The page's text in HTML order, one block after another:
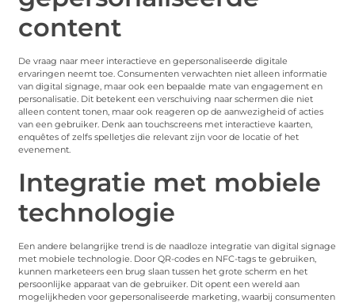
content
De vraag naar meer interactieve en gepersonaliseerde digitale
ervaringen neemt toe. Consumenten verwachten niet alleen informatie
van digital signage, maar ook een bepaalde mate van engagement en
personalisatie. Dit betekent een verschuiving naar schermen die niet
alleen content tonen, maar ook reageren op de aanwezigheid of acties
van een gebruiker. Denk aan touchscreens met interactieve kaarten,
enquêtes of zelfs spelletjes die relevant zijn voor de locatie of het
evenement.
Integratie met mobiele
technologie
Een andere belangrijke trend is de naadloze integratie van digital signage
met mobiele technologie. Door QR-codes en NFC-tags te gebruiken,
kunnen marketeers een brug slaan tussen het grote scherm en het
persoonlijke apparaat van de gebruiker. Dit opent een wereld aan
mogelijkheden voor gepersonaliseerde marketing, waarbij consumenten